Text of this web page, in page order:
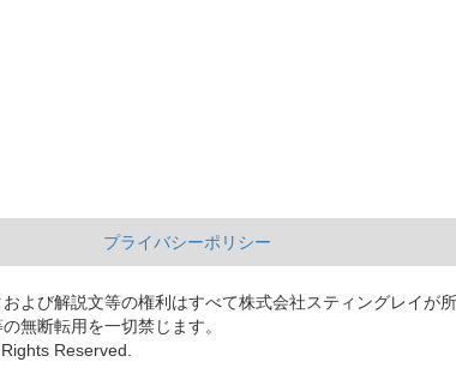
プライバシーポリシー
よび解説文等の権利はすべて株式会社スティングレイが
無断転用を一切禁じます。
Reserved.